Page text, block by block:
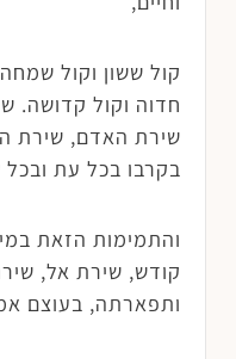
קול ששון וקול
חדוה וקול קדושה.
שירת האדם, שירת
בקרבו בכל עת
והתמימות הזאת
קודש, שירת אל,
ותפארתה, בעוצם